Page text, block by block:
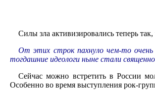
Силы зла активизировались теперь
От этих строк пахнуло чем-то очень
тогдашние идеологи ныне стали
Сейчас можно встретить в России
Особенно во время выступления рок-